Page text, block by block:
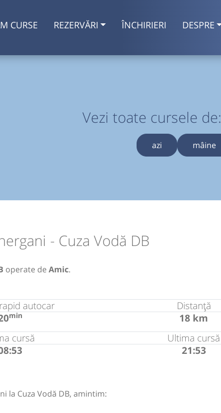
CURSE REZERVĂRI ÎNCHIRIERI DESPRE
Vezi toate cursele de:
azi mâine
- Cuza Vodă DB
operate de Amic.
autocar
min
Distanță
18 km
cursă
Ultima cursă
21:53
la Cuza Vodă DB, amintim: